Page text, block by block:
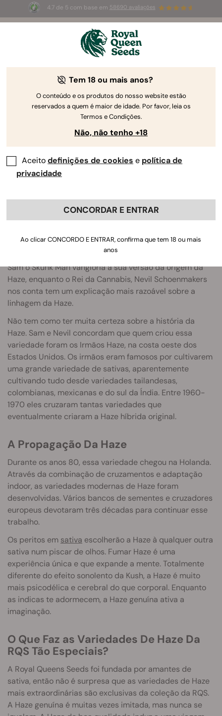
4.7 de 5 com base em 58690 avaliações
Summer Sales: até 50%
de desconto! ⏤
Luke Sumpter
Haze Cannabis - a Coleção Da Royal
Queen Seeds
Nuvens
As variedades de Haze são extraordinariamente sativa.
Sam o Skunk Man vangloria a sua versão da origem da
Haze, enquanto o Rei da Cannabis, Nevil Schoenmakers
nos conta tem um explicação mais razoável sobre a
linhagem da Haze.
Não tem como ter muita certeza sobre a história da
Haze. Sam e Nevil concordam que quem criou essa
variedade foram os Irmãos Haze, na costa oeste dos
Estados Unidos. Os irmãos eram famosos por cultivarem
uma grande variedade de sativas, aparentemente
cultivando tudo desde variedades tailandesas,
colombianas, mexicanas e do sul da Índia. Entre 1960-
1970 eles cruzaram tantas variedades que
eventualmente criaram a Haze híbrida original.
A Propagação Da Haze
Durante os anos 80, essa variedade chegou na Holanda.
Através da combinação de cruzamentos e adaptação
indoor, as variedades modernas de Haze foram
desenvolvidas. Vários bancos de sementes e cruzadores
europeus devotaram três décadas para continuar esse
trabalho.
Os peritos em sativa escolherão a Haze à qualquer outra
sativa num piscar de olhos. Fumar Haze é uma
experiência única e que expande a mente. Totalmente
diferente do efeito sonolento da Kush, a Haze é muito
mais psicodélica e cerebral do que corporal. Enquanto
as indicas te adormecem, a Haze genuína ativa a
imaginação.
O Que Faz as Variedades De Haze Da
RQS Tão Especiais?
A Royal Queens Seeds foi fundada por amantes de
sativa, então não é surpresa que as variedades de Haze
mais extraordinárias são exclusivas da coleção da RQS.
A Haze genuína é muitas vezes imitada, mas nunca se
Tem 18 ou mais anos?
O conteúdo e os produtos do nosso website estão
reservados a quem é maior de idade. Por favor, leia os
Termos e Condições.
Não, não tenho +18
Aceitodefinições de cookies e política de
privacidade
CONCORDAR E ENTRAR
Ao clicar CONCORDO E ENTRAR, confirma que tem 18 ou mais
anos